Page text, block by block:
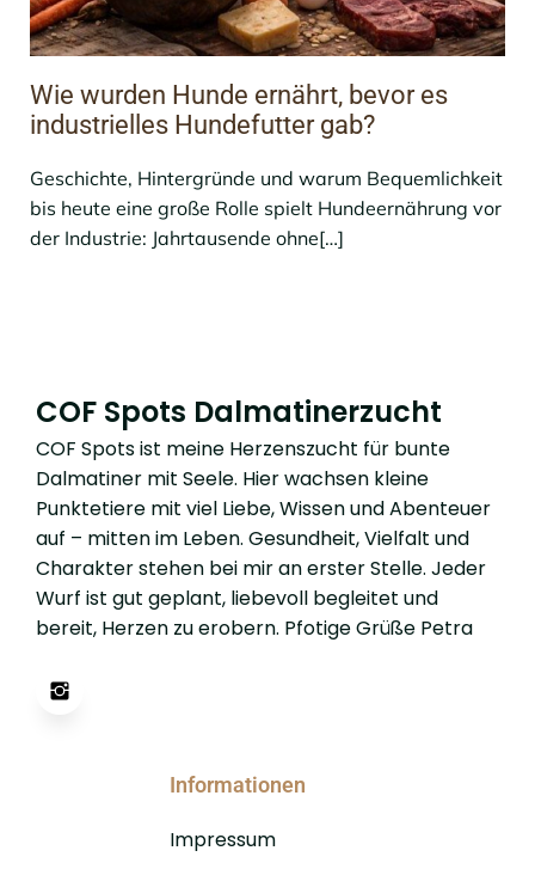
Wie wurden Hunde ernährt, bevor es
industrielles Hundefutter gab?
Geschichte, Hintergründe und warum Bequemlichkeit
bis heute eine große Rolle spielt Hundeernährung vor
der Industrie: Jahrtausende ohne[…]
COF Spots Dalmatinerzucht
COF Spots ist meine Herzenszucht für bunte
Dalmatiner mit Seele. Hier wachsen kleine
Punktetiere mit viel Liebe, Wissen und Abenteuer
auf – mitten im Leben. Gesundheit, Vielfalt und
Charakter stehen bei mir an erster Stelle. Jeder
Wurf ist gut geplant, liebevoll begleitet und
bereit, Herzen zu erobern. Pfotige Grüße Petra
Informationen
Impressum